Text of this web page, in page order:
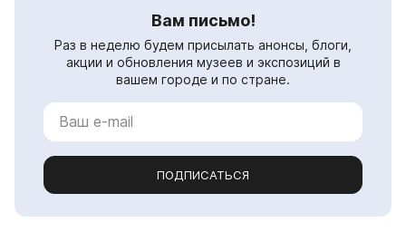
Вам письмо!
Раз в неделю будем присылать анонсы, блоги,
акции и обновления музеев и экспозиций в
вашем городе и по стране.
ПОДПИСАТЬСЯ